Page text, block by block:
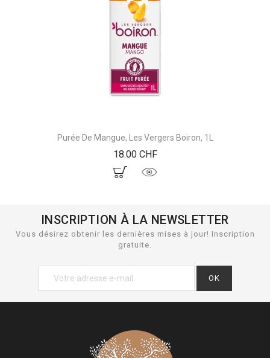
Purée De Mangue, Les Vergers Boiron, 1L
18.00 CHFPrix
INSCRIPTION À LA NEWSLETTER
Vous désirez obtenir les dernières mises à jour! Inscription
gratuite.